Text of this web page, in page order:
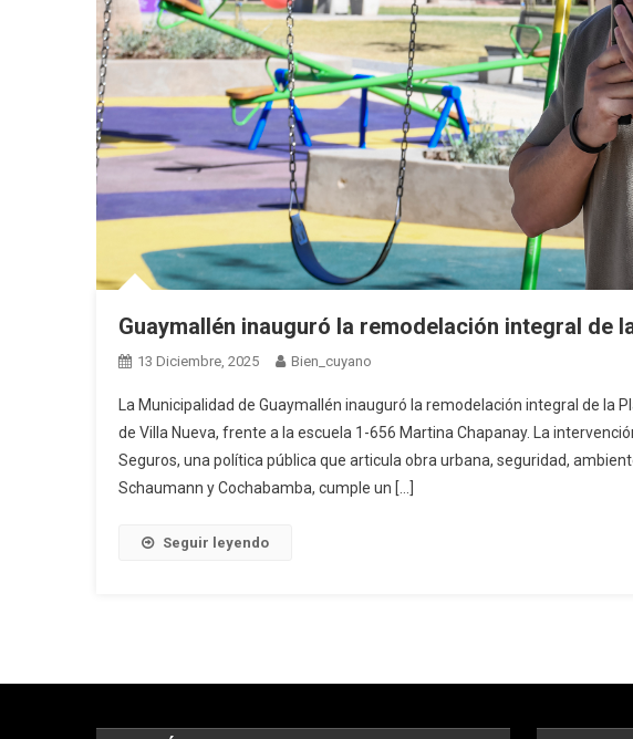
Guaymallén inauguró la remodelación integral de
13 Diciembre, 2025 Bien_cuyano
La Municipalidad de Guaymallén inauguró la remodelación integral de la
de Villa Nueva, frente a la escuela 1-656 Martina Chapanay. La
Seguros, una política pública que articula obra urbana, seguridad,
Schaumann y Cochabamba, cumple un […]
Seguir leyendo